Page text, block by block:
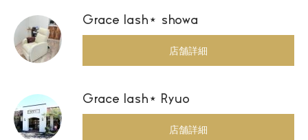
Grace lash⋆ showa
店舗詳細
Grace lash⋆ Ryuo
店舗詳細